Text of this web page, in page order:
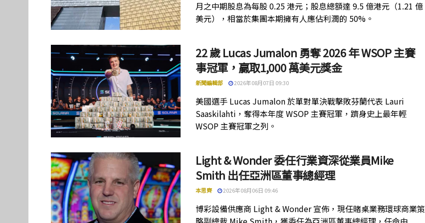
月之中期股息為每股 0.25 港元；股息總額達 9.5 億港元（1.21 億
美元），相當於集團本期擁有人應佔利潤的 50%。
22 歲 Lucas Jumalon 勇奪 2026 年 WSOP 主賽
事冠軍，贏取1,000 萬美元獎金
新聞編輯部 2026年08月07日 09:30
美國選手 Lucas Jumalon 於單對單決戰擊敗芬蘭代表 Lauri
Saaskilahti，奪得本年度 WSOP 主賽冠軍，躋身史上最年輕
WSOP 主賽冠軍之列。
Light & Wonder 委任行業資深從業員Mike
Smith 出任亞洲區董事總經理
本思齊 2026年08月06日 09:46
博彩設備供應商 Light & Wonder 宣佈，現任賭桌業務環球商業策